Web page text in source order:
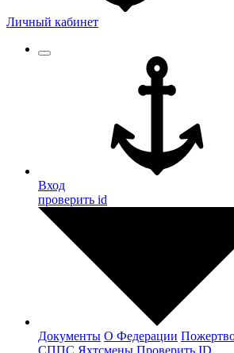
Личный кабинет
Вход
проверить id
Документы О Федерации
СППС Яхтсмены Проверить ID